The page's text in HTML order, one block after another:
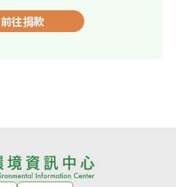
前往捐款